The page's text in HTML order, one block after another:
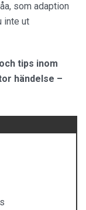
som adaption
inte ut
tips inom
händelse –